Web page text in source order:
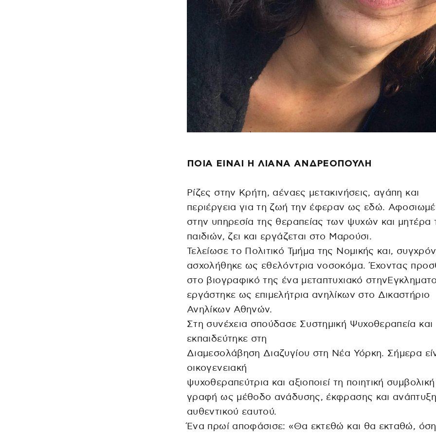
ΠΟΙΑ ΕΙΝΑΙ Η ΛΙΑΝΑ ΑΝΔΡΕΟΠΟΥΛΗ
Ρίζες στην Κρήτη, αέναες μετακινήσεις, αγάπη και
περιέργεια για τη ζωή την έφεραν ως εδώ.
στην υπηρεσία της θεραπείας των ψυχών και μητέρα
παιδιών, ζει και εργάζεται στο Μαρούσι.
Τελείωσε το Πολιτικό Τμήμα της Νομικής και,
ασχολήθηκε ως εθελόντρια νοσοκόμα. Έχοντας
στο βιογραφικό της ένα μεταπτυχιακό
εργάστηκε ως επιμελήτρια ανηλίκων στο Δικαστήριο
Ανηλίκων Αθηνών.
Στη συνέχεια σπούδασε Συστημική Ψυχοθεραπεία και
εκπαιδεύτηκε στη
Διαμεσολάβηση Διαζυγίου στη Νέα Υόρκη. Σήμερα
οικογενειακή
ψυχοθεραπεύτρια και αξιοποιεί τη ποιητική συμβολική
γραφή ως μέθοδο ανάδυσης, έκφρασης και
αυθεντικού εαυτού.
Ένα πρωί αποφάσισε: «Θα εκτεθώ και θα εκταθώ, όση